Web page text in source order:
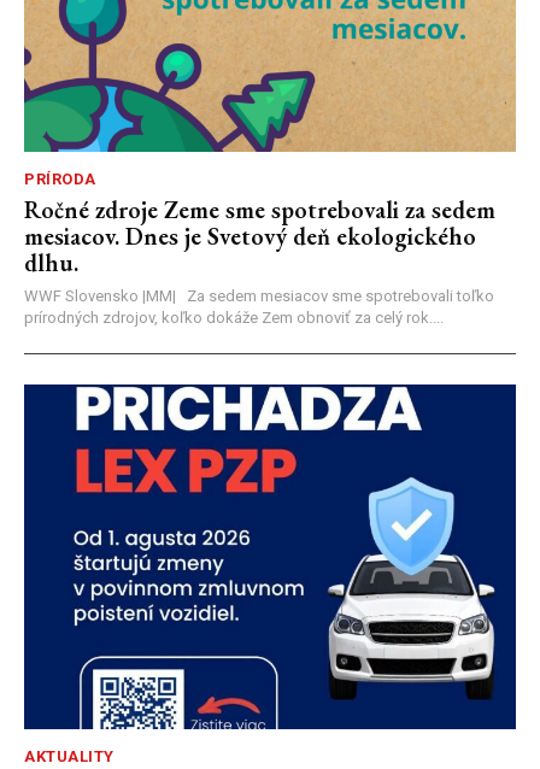
PRÍRODA
Ročné zdroje Zeme sme spotrebovali za sedem
mesiacov. Dnes je Svetový deň ekologického
dlhu.
WWF Slovensko |MM| Za sedem mesiacov sme spotrebovali toľko
prírodných zdrojov, koľko dokáže Zem obnoviť za celý rok....
AKTUALITY